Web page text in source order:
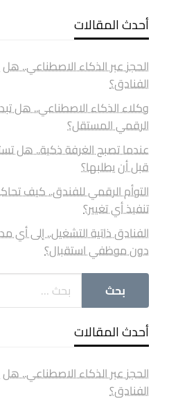
أحدث المقالات
الحجز عبر الذكاء الاصطناعي..
الفنادق؟
وكلاء الذكاء الاصطناعي.. هل
الرقمي المستقل؟
عندما تصبح الغرفة ذكية.. هل
قبل أن يطلبها؟
التوأم الرقمي للفندق.. كيف
تنفيذ أي تغيير؟
الفنادق ذاتية التشغيل.. إلى
دون موظفي استقبال؟
أحدث المقالات
الحجز عبر الذكاء الاصطناعي..
الفنادق؟